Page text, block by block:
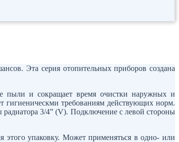
Эта серия отопительных приборов создана
пыли и сокращает время очистки наружных и
гигиеническми требованиям действующих норм.
3/4” (V). Подключение с левой стороны
этого упаковку. Может применяться в одно- или